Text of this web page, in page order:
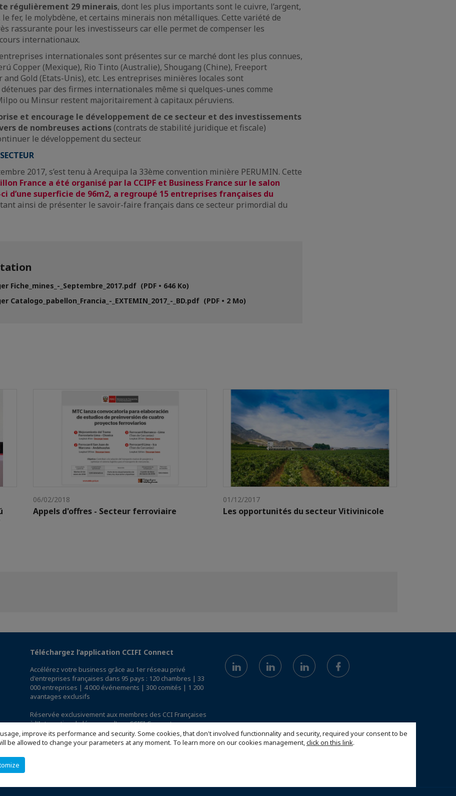
improve its performance and security. Some cookies, that don't involved functionnality and security, required your consent to be
be allowed to change your parameters at any moment. To learn more on our cookies management,click on this link.
régulièrement 29 minerais, dont les plus importants sont le cuivre, l’argent,
fer, le molybdène, et certains minerais non métalliques. Cette variété de
rassurante pour les investisseurs car elle permet de compenser les
internationaux.
internationales sont présentes sur ce marché dont les plus connues,
Copper (Mexique), Rio Tinto (Australie), Shougang (Chine), Freeport
and Gold (Etats-Unis), etc. Les entreprises minières locales sont
par des firmes internationales même si quelques-unes comme
ou Minsur restent majoritairement à capitaux péruviens.
et encourage le développement de ce secteur et des investissements
de nombreuses actions (contrats de stabilité juridique et fiscale)
le développement du secteur.
2017, s’est tenu à Arequipa la 33ème convention minière PERUMIN. Cette
France a été organisé par la CCIPF et Business France sur le salon
ci d’une superficie de 96m2, a regroupé 15 entreprises françaises du
ainsi de présenter le savoir-faire français dans ce secteur primordial du
Fiche_mines_-_Septembre_2017.pdf (PDF • 646 Ko)
Catalogo_pabellon_Francia_-_EXTEMIN_2017_-_BD.pdf (PDF • 2 Mo)
06/02/2018
Appels d'offres - Secteur ferroviaire
01/12/2017
Les opportunités du secteur Vitivinicole
Téléchargez l’application CCIFI Connect
Accélérez votre business grâce au 1er réseau privé
d'entreprises françaises dans 95 pays : 120 chambres | 33
000 entreprises | 4 000 événements | 300 comités | 1 200
avantages exclusifs
Réservée exclusivement aux membres des CCI Françaises
à l'International,découvrez l'app CCIFI Connect.